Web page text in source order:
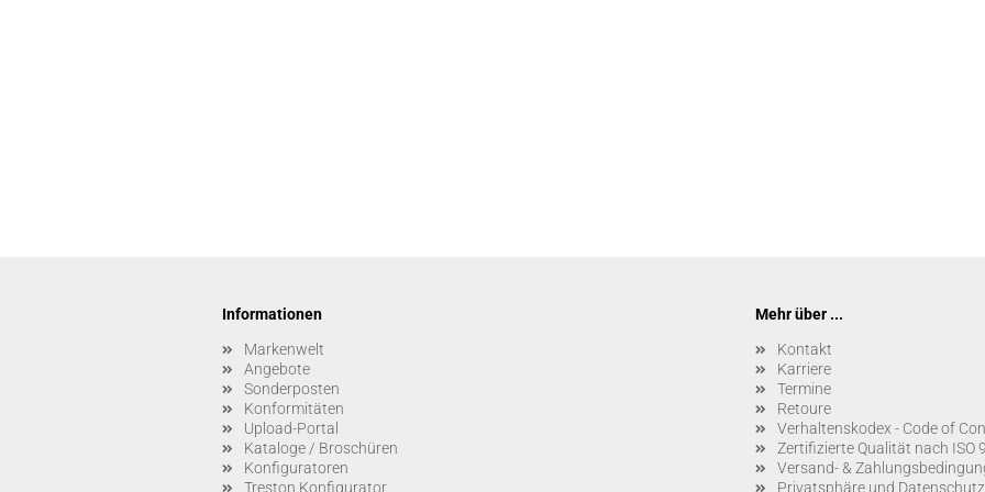
Informationen
Markenwelt
Angebote
Sonderposten
Konformitäten
Upload-Portal
Kataloge / Broschüren
Konfiguratoren
Treston Konfigurator
Mehr über ...
Kontakt
Karriere
Termine
Retoure
Verhaltenskodex - Code of
Zertifizierte Qualität nach ISO
Versand- &
Privatsphäre und Datenschutz